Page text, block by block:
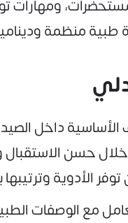
طبية منظمة
داخل
حسن
الأدوية
مع الوصفات